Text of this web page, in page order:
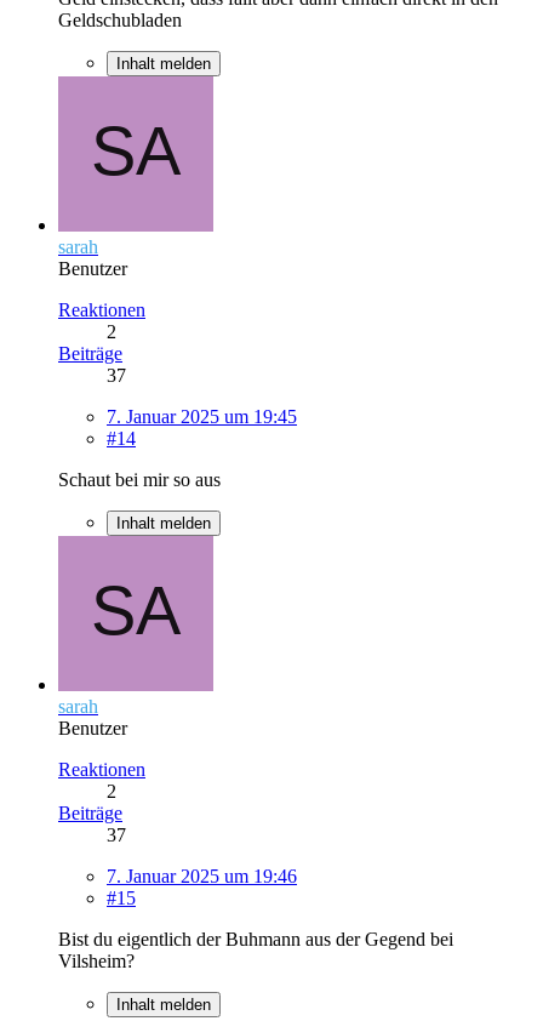
Geldschubladen
Inhalt melden
sarah
Benutzer
Reaktionen
2
Beiträge
37
7. Januar 2025 um 19:45
#14
Schaut bei mir so aus
Inhalt melden
sarah
Benutzer
Reaktionen
2
Beiträge
37
7. Januar 2025 um 19:46
#15
Bist du eigentlich der Buhmann aus der Gegend bei
Vilsheim?
Inhalt melden